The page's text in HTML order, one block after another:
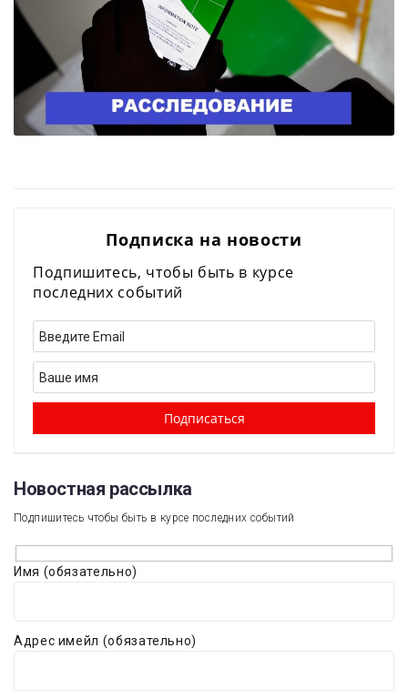
Подписка на новости
Подпишитесь, чтобы быть в курсе
последних событий
Новостная рассылка​
Подпишитесь чтобы быть в курсе последних событий
Имя (обязательно)
Адрес имейл (обязательно)